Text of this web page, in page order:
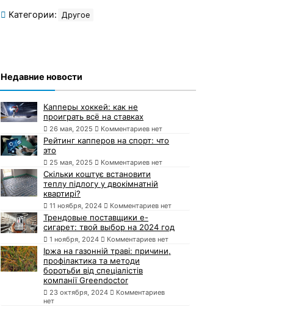
Категории: Другое
Недавние новости
Капперы хоккей: как не
проиграть всё на ставках
26 мая, 2025 Комментариев нет
Рейтинг капперов на спорт: что
это
25 мая, 2025 Комментариев нет
Скільки коштує встановити
теплу підлогу у двокімнатній
квартирі?
11 ноября, 2024 Комментариев нет
Трендовые поставщики e-
сигарет: твой выбор на 2024 год
1 ноября, 2024 Комментариев нет
Іржа на газонній траві: причини,
профілактика та методи
боротьби від спеціалістів
компанії Greendoctor
23 октября, 2024
Комментариев
нет